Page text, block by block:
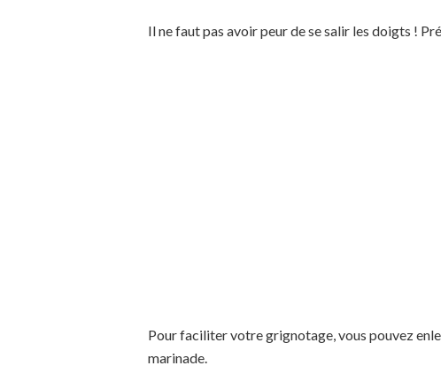
Il ne faut pas avoir peur de se salir les doigts !
Pour faciliter votre grignotage, vous pouvez
marinade.